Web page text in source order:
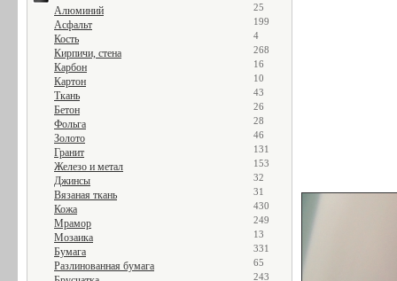
Алюминий 25
Асфальт 199
Кость 4
Кирпичи, стена 268
Карбон 16
Картон 10
Ткань 43
Бетон 26
Фольга 28
Золото 46
Гранит 131
Железо и метал 153
Джинсы 32
Вязаная ткань 31
Кожа 430
Мрамор 249
Мозаика 13
Бумага 331
Разлинованная бумага 65
243